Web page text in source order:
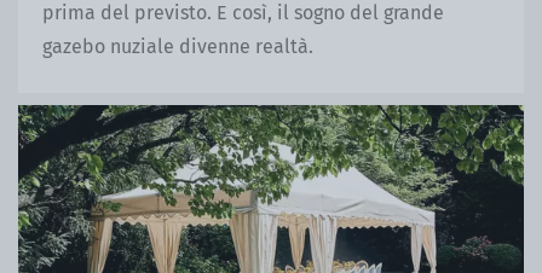
prima del previsto. E così, il sogno del grande
gazebo nuziale divenne realtà.